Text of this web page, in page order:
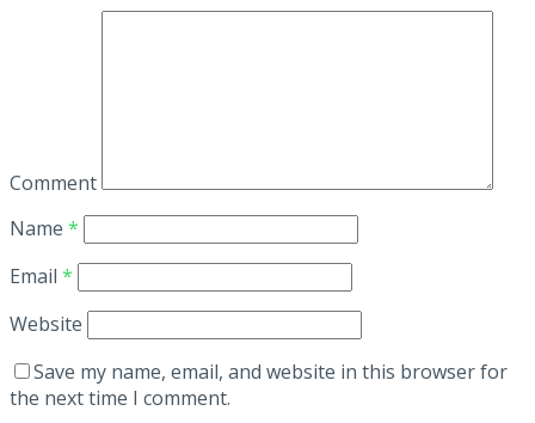
Comment
Name *
Email *
Website
Save my name, email, and website in this browser for
the next time I comment.